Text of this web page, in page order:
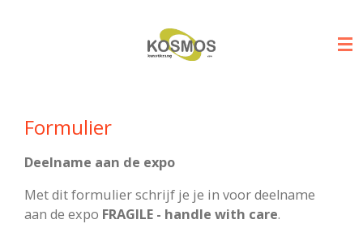
Formulier
Deelname aan de expo
Met dit formulier schrijf je je in voor deelname
aan de expo FRAGILE - handle with care.